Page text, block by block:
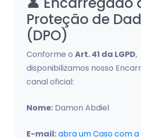
Proteção de
(DPO)
Conforme o Art. 41 da LGPD,
disponibilizamos nosso
canal oficial:
Nome: Damon Abdiel
E-mail:abra um Caso com